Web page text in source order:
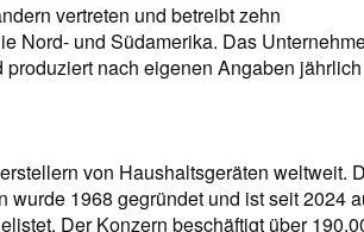
vertreten und betreibt zehn
Nord- und Südamerika. Das
nach eigenen Angaben jährlich
von Haushaltsgeräten weltweit.
1968 gegründet und ist seit 2024
Der Konzern beschäftigt über